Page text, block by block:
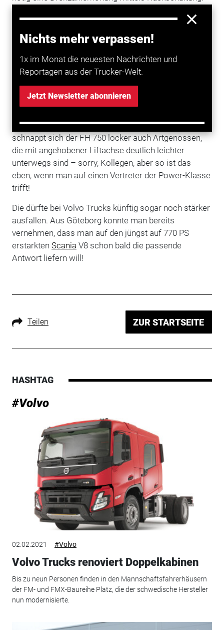
Nichts mehr verpassen!
1x im Monat die neuesten Nachrichten und
Reportagen aus der Trucker-Welt.
Jetzt Newsletter abonnieren
nämlich im direkten Gang, wovon sich die Volvo-
Ingenieure eine Verbrauchseinsparung unter Volllast
versprechen. Seine ganze Kraft scheint der Motor
aber selbst hier nicht mobilisieren zu müssen.
Der „D16K750“ wirkt in keiner Weise angestrengt, um
über der 80-km/h-Marke zu halten. Auf diese Weise
schnappt sich der FH 750 locker auch Artgenossen,
die mit angehobener Liftachse deutlich leichter
unterwegs sind – sorry, Kollegen, aber so ist das
eben, wenn man auf einen Vertreter der Power-Klasse
trifft!
Die dürfte bei Volvo Trucks künftig sogar noch stärker
ausfallen. Aus Göteborg konnte man bereits
vernehmen, dass man auf den jüngst auf 770 PS
erstarkten Scania V8 schon bald die passende
Antwort liefern will!
Teilen ZUR STARTSEITE
HASHTAG
#Volvo
02.02.2021 #Volvo
Volvo Trucks renoviert Doppelkabinen
Bis zu neun Personen finden in den Mannschaftsfahrerhäusern
der FM- und FMX-Baureihe Platz, die der schwedische Hersteller
nun modernisierte.